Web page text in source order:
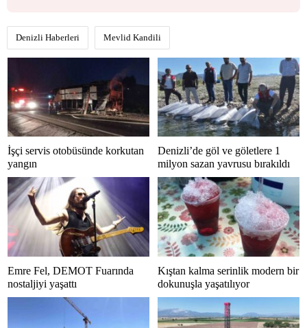
Denizli Haberleri Mevlid Kandili
İşçi servis otobüsünde korkutan
yangın
Denizli’de göl ve göletlere 1
milyon sazan yavrusu bırakıldı
Emre Fel, DEMOT Fuarında
nostaljiyi yaşattı
Kıştan kalma serinlik modern bir
dokunuşla yaşatılıyor